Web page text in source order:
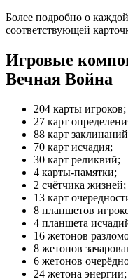
Более подробно о
соответствующей
Игровые
Вечная Война
204 карты игроков;
27 карт
88 карт
70 карт исчадия;
30 карт реликвий;
4 карты-памятки;
2 счётчика жизней;
13 карт
8 планшетов
4 планшета
16 жетонов
8 жетонов
6 жетонов
24 жетона энергии;